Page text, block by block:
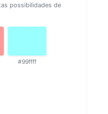
possibilidades de
#99ffff